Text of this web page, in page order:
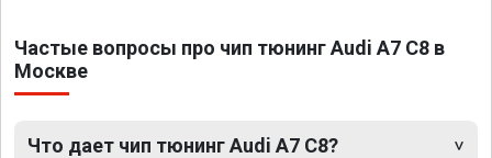
Частые вопросы про чип тюнинг Audi A7 C8 в
Москве
Что дает чип тюнинг Audi A7 C8?